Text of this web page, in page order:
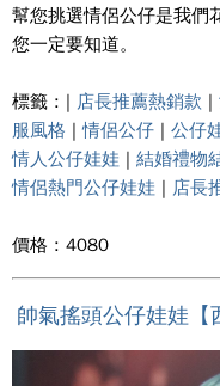
幫您挑選情侶公仔是我們
您一定要知道。
標籤 : | 店長推薦熱銷款 |
服風格 |情侶公仔 | 公仔
情人公仔娃娃 | 結婚禮物
情侶熱門公仔娃娃 | 店長
價格 : 4080
帥氣搖頭公仔娃娃【